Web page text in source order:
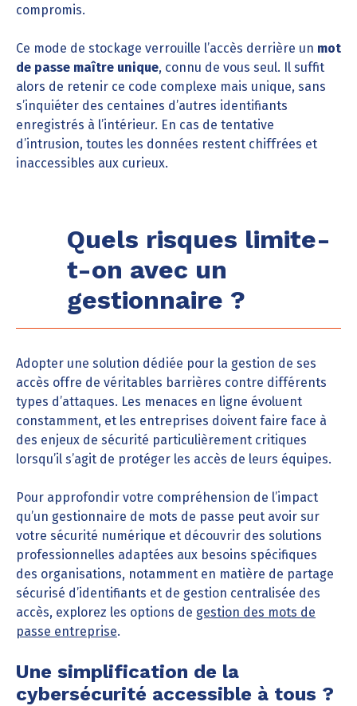
compromis.
Ce mode de stockage verrouille l’accès derrière un mot
de passe maître unique, connu de vous seul. Il suffit
alors de retenir ce code complexe mais unique, sans
s’inquiéter des centaines d’autres identifiants
enregistrés à l’intérieur. En cas de tentative
d’intrusion, toutes les données restent chiffrées et
inaccessibles aux curieux.
Quels risques limite-
t-on avec un
gestionnaire ?
Adopter une solution dédiée pour la gestion de ses
accès offre de véritables barrières contre différents
types d’attaques. Les menaces en ligne évoluent
constamment, et les entreprises doivent faire face à
des enjeux de sécurité particulièrement critiques
lorsqu’il s’agit de protéger les accès de leurs équipes.
Pour approfondir votre compréhension de l’impact
qu’un gestionnaire de mots de passe peut avoir sur
votre sécurité numérique et découvrir des solutions
professionnelles adaptées aux besoins spécifiques
des organisations, notamment en matière de partage
sécurisé d’identifiants et de gestion centralisée des
accès, explorez les options de gestion des mots de
passe entreprise.
Une simplification de la
cybersécurité accessible à tous ?